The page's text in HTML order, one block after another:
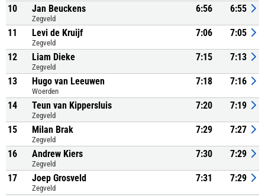
10 Jan Beuckens
Zegveld
6:56 6:55
11 Levi de Kruijf
Zegveld
7:06 7:05
12 Liam Dieke
Zegveld
7:15 7:13
13 Hugo van Leeuwen
Woerden
7:18 7:16
14 Teun van Kippersluis
Zegveld
7:20 7:19
15 Milan Brak
Zegveld
7:29 7:27
16 Andrew Kiers
Zegveld
7:30 7:29
17 Joep Grosveld
Zegveld
7:31 7:29